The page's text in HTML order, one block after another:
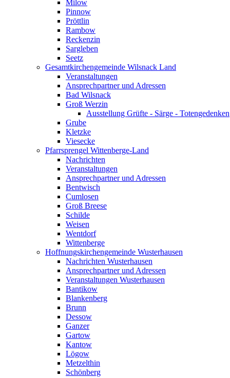
Milow
Pinnow
Pröttlin
Rambow
Reckenzin
Sargleben
Seetz
Gesamtkirchengemeinde Wilsnack Land
Veranstaltungen
Ansprechpartner und Adressen
Bad Wilsnack
Groß Werzin
Ausstellung Grüfte - Särge - Totengedenken
Grube
Kletzke
Viesecke
Pfarrsprengel Wittenberge-Land
Nachrichten
Veranstaltungen
Ansprechpartner und Adressen
Bentwisch
Cumlosen
Groß Breese
Schilde
Weisen
Wentdorf
Wittenberge
Hoffnungskirchengemeinde Wusterhausen
Nachrichten Wusterhausen
Ansprechpartner und Adressen
Veranstaltungen Wusterhausen
Bantikow
Blankenberg
Brunn
Dessow
Ganzer
Gartow
Kantow
Lögow
Metzelthin
Schönberg